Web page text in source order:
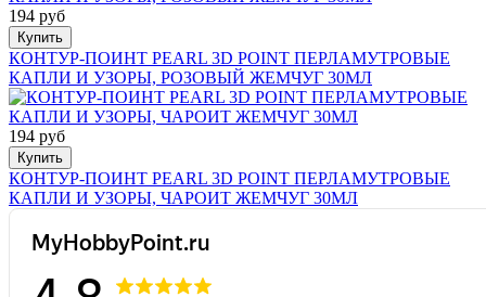
194 руб
Купить
КОНТУР-ПОИНТ PEARL 3D POINT ПЕРЛАМУТРОВЫЕ
КАПЛИ И УЗОРЫ, РОЗОВЫЙ ЖЕМЧУГ 30МЛ
194 руб
Купить
КОНТУР-ПОИНТ PEARL 3D POINT ПЕРЛАМУТРОВЫЕ
КАПЛИ И УЗОРЫ, ЧАРОИТ ЖЕМЧУГ 30МЛ